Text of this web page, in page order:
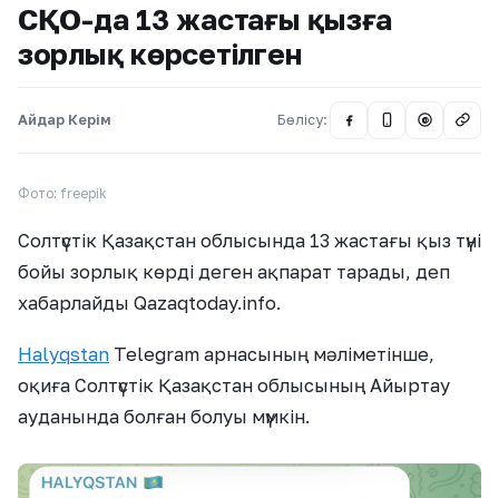
СҚО-да 13 жастағы қызға
зорлық көрсетілген
Айдар Керім Бөлісу: @
Фото: freepik
Солтүстік Қазақстан облысында 13 жастағы қыз түні
бойы зорлық көрді деген ақпарат тарады, деп
хабарлайды Qazaqtoday.info.
Halyqstan Telegram арнасы⁠ның мәліметінше,
оқиға Солтүстік Қазақстан облысының Айыртау
ауданында болған болуы мүмкін.